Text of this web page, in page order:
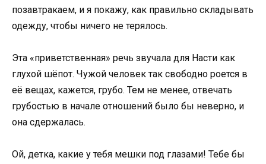
позавтракаем, и я покажу, как правильно складывать
одежду, чтобы ничего не терялось.
Эта «приветственная» речь звучала для Насти как
глухой шёпот. Чужой человек так свободно роется в
её вещах, кажется, грубо. Тем не менее, отвечать
грубостью в начале отношений было бы неверно, и
она сдержалась.
Ой, детка, какие у тебя мешки под глазами! Тебе бы